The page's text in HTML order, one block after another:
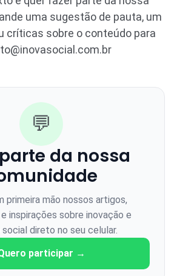
uma sugestão de pauta, um
críticas sobre o conteúdo para
💬
da nossa
primeira mão nossos artigos,
inspirações sobre inovação e
direto no seu celular.
participar →